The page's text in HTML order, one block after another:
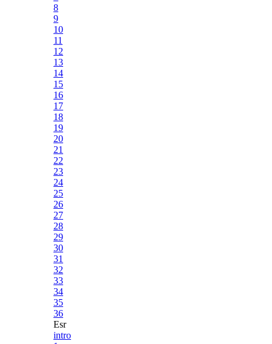
8
9
10
11
12
13
14
15
16
17
18
19
20
21
22
23
24
25
26
27
28
29
30
31
32
33
34
35
36
Esr
intro